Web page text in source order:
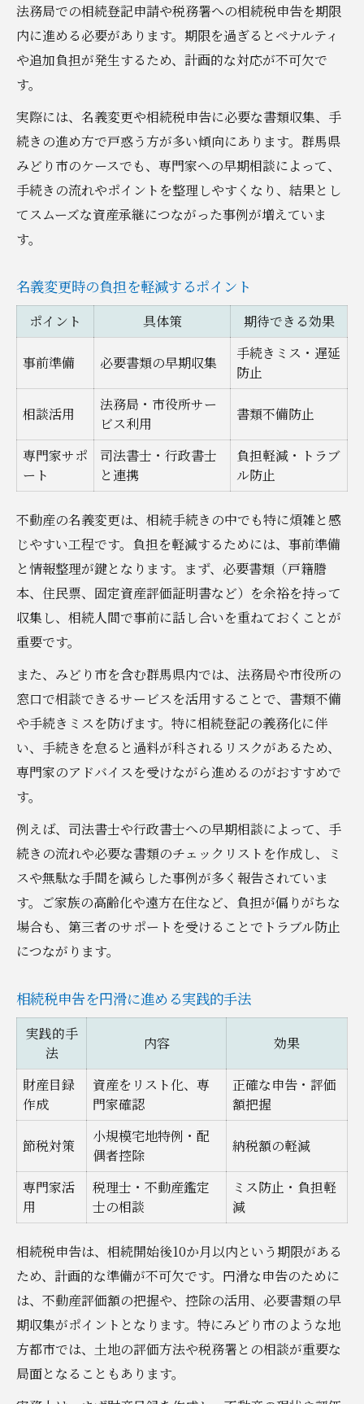
法務局での相続登記申請や税務署への相続税申告を期限
内に進める必要があります。期限を過ぎるとペナルティ
や追加負担が発生するため、計画的な対応が不可欠で
す。
実際には、名義変更や相続税申告に必要な書類収集、手
続きの進め方で戸惑う方が多い傾向にあります。群馬県
みどり市のケースでも、専門家への早期相談によって、
手続きの流れやポイントを整理しやすくなり、結果とし
てスムーズな資産承継につながった事例が増えていま
す。
名義変更時の負担を軽減するポイント
ポイント 具体策 期待できる効果
事前準備 必要書類の早期収集
手続きミス・遅延
防止
相談活用
法務局・市役所サー
ビス利用
書類不備防止
専門家サポ
ート
司法書士・行政書士
と連携
負担軽減・トラブ
ル防止
不動産の名義変更は、相続手続きの中でも特に煩雑と感
じやすい工程です。負担を軽減するためには、事前準備
と情報整理が鍵となります。まず、必要書類（戸籍謄
本、住民票、固定資産評価証明書など）を余裕を持って
収集し、相続人間で事前に話し合いを重ねておくことが
重要です。
また、みどり市を含む群馬県内では、法務局や市役所の
窓口で相談できるサービスを活用することで、書類不備
や手続きミスを防げます。特に相続登記の義務化に伴
い、手続きを怠ると過料が科されるリスクがあるため、
専門家のアドバイスを受けながら進めるのがおすすめで
す。
例えば、司法書士や行政書士への早期相談によって、手
続きの流れや必要な書類のチェックリストを作成し、ミ
スや無駄な手間を減らした事例が多く報告されていま
す。ご家族の高齢化や遠方在住など、負担が偏りがちな
場合も、第三者のサポートを受けることでトラブル防止
につながります。
相続税申告を円滑に進める実践的手法
実践的手
法
内容 効果
財産目録
作成
資産をリスト化、専
門家確認
正確な申告・評価
額把握
節税対策
小規模宅地特例・配
偶者控除
納税額の軽減
専門家活
用
税理士・不動産鑑定
士の相談
ミス防止・負担軽
減
相続税申告は、相続開始後10か月以内という期限がある
ため、計画的な準備が不可欠です。円滑な申告のために
は、不動産評価額の把握や、控除の活用、必要書類の早
期収集がポイントとなります。特にみどり市のような地
方都市では、土地の評価方法や税務署との相談が重要な
局面となることもあります。